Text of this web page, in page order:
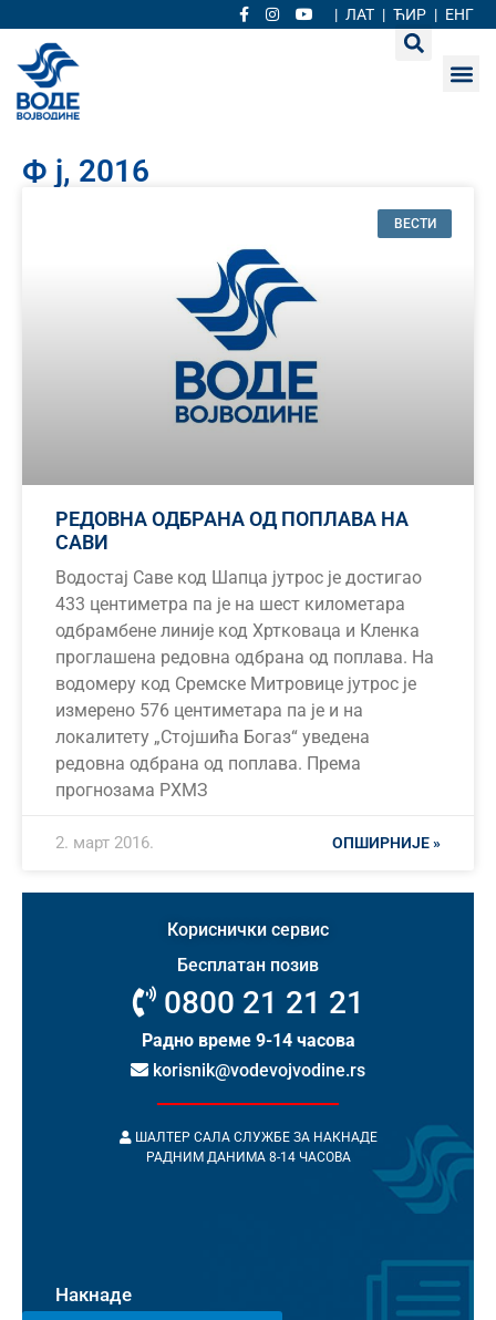
| ЛАТ | ЋИР | ЕНГ
Ф ј, 2016
ВЕСТИ
РЕДОВНА ОДБРАНА ОД ПОПЛАВА НА
САВИ
Водостај Саве код Шапца јутрос је достигао
433 центиметра па је на шест километара
одбрамбене линије код Хртковаца и Кленка
проглашена редовна одбрана од поплава. На
водомеру код Сремске Митровице јутрос је
измерено 576 центиметара па је и на
локалитету „Стојшића Богаз“ уведена
редовна одбрана од поплава. Према
прогнозама РХМЗ
ОПШИРНИЈЕ »
2. март 2016.
Кориснички сервис
Бесплатан позив
0800 21 21 21
Радно време 9-14 часова
korisnik@vodevojvodine.rs
ШАЛТЕР САЛА СЛУЖБЕ ЗА НАКНАДЕ
РАДНИМ ДАНИМА 8-14 ЧАСОВА
Накнаде